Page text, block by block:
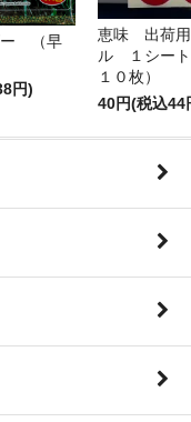
ー （早
円)
恵味 出荷
ル １シート
１０枚）
40円(税込44